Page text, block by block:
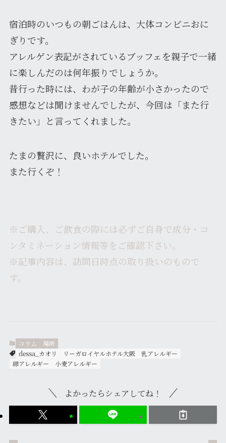
宿泊時のいつもの朝ごはんは、大体コンビニおに
ぎりです。
アレルゲン表記がされているブッフェを親子で一緒
に楽しんだのは何年振りでしょうか。
昔行った時には、わが子の年齢が小さかったので
感想などは聞けませんでしたが、今回は「また行
きたい」と言ってくれました。
たまの贅沢に、良いホテルでした。
また行くぞ！
※ご購入、ご飲食の際には必ずご自身で成分・コ
ンタミネーション情報等をご確認下さい。
※記事内容は、訪問日時点の取り扱いのもので
す。
コラム
場所
dessa_カオリ
リーガロイヤルホテル大阪
乳アレルギー
卵アレルギー
小麦アレルギー
よかったらシェアしてね！